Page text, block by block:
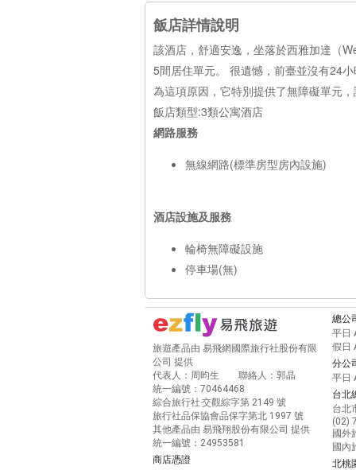
飯店詳情說明
該酒店，舒適安逸，坐落於西雅加達（
5間居住單元。 很遺憾，前臺並沒有24
為這項原因，它特別提供了無障礙單元
飯店類型:3類公寓酒店
網路服務
無線網路(標準房型房內設施)
酒店設施及服務
輪椅無障礙設施
停車場(無)